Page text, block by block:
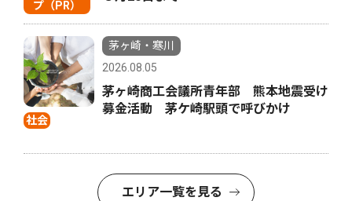
プ（PR）
社会
茅ヶ崎・寒川
2026.08.05
茅ヶ崎商工会議所青年部 熊本地震受け
募金活動 茅ケ崎駅頭で呼びかけ
エリア一覧を見る